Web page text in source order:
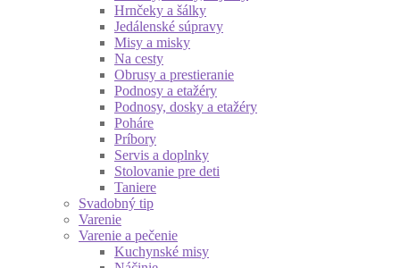
Hrnčeky a šálky
Jedálenské súpravy
Misy a misky
Na cesty
Obrusy a prestieranie
Podnosy a etažéry
Podnosy, dosky a etažéry
Poháre
Príbory
Servis a doplnky
Stolovanie pre deti
Taniere
Svadobný tip
Varenie
Varenie a pečenie
Kuchynské misy